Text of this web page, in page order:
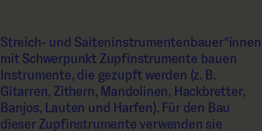
Streich- und Saiteninstrumentenbauer*innen
mit Schwerpunkt Zupfinstrumente bauen
Instrumente, die gezupft werden (z. B.
Gitarren, Zithern, Mandolinen, Hackbretter,
Banjos, Lauten und Harfen). Für den Bau
dieser Zupfinstrumente verwenden sie